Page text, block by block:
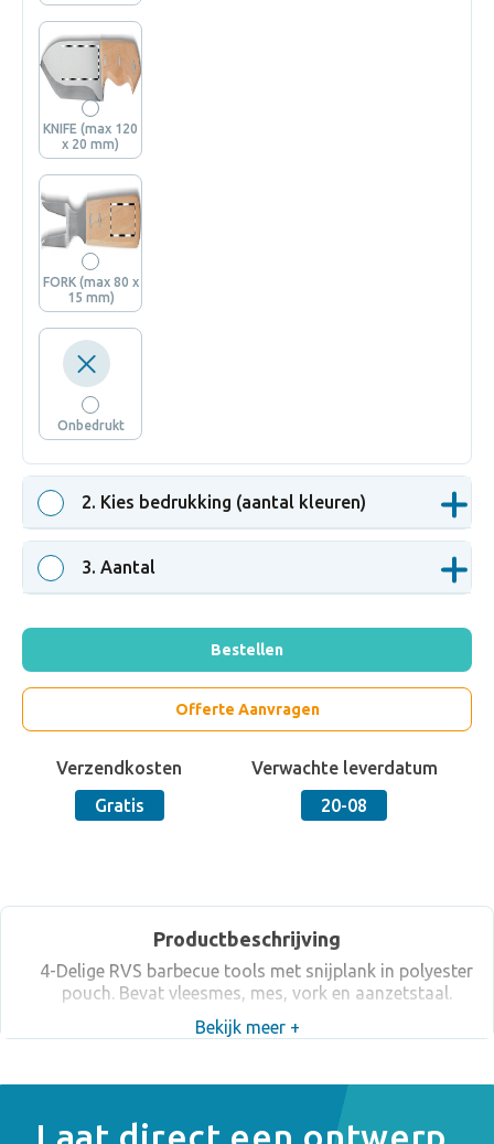
KNIFE (max 120
x 20 mm)
FORK (max 80 x
15 mm)
Onbedrukt
2. Kies bedrukking (aantal kleuren)
3. Aantal
Bestellen
Offerte Aanvragen
Verzendkosten
Gratis
Verwachte leverdatum
20-08
Productbeschrijving
4-Delige RVS barbecue tools met snijplank in polyester
pouch. Bevat vleesmes, mes, vork en aanzetstaal.
Bekijk meer +